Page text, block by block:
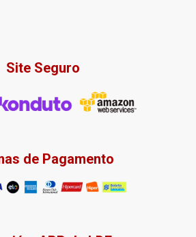
Site Seguro
de Pagamento